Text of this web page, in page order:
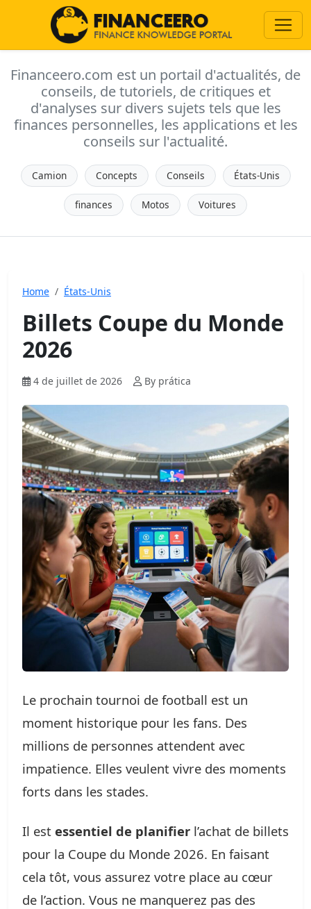
Financeero.com est un portail d'actualités, de
conseils, de tutoriels, de critiques et
d'analyses sur divers sujets tels que les
finances personnelles, les applications et les
conseils sur l'actualité.
Camion Concepts Conseils États-Unis
finances Motos Voitures
Home États-Unis
Billets Coupe du Monde
2026
4 de juillet de 2026 By prática
Le prochain tournoi de football est un
moment historique pour les fans. Des
millions de personnes attendent avec
impatience. Elles veulent vivre des moments
forts dans les stades.
Il est essentiel de planifier l’achat de billets
pour la Coupe du Monde 2026. En faisant
cela tôt, vous assurez votre place au cœur
de l’action. Vous ne manquerez pas des